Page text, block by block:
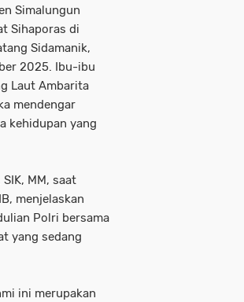
Simalungun
Sihaporas di
Sidamanik,
2025. Ibu-ibu
Laut Ambarita
mendengar
kehidupan yang
MM, saat
menjelaskan
Polri bersama
yang sedang
ini merupakan